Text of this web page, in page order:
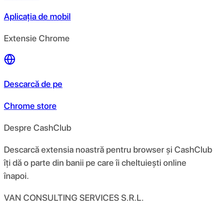
Aplicația de mobil
Extensie Chrome
Descarcă de pe
Chrome store
Despre CashClub
Descarcă extensia noastră pentru browser și CashClub
îți dă o parte din banii pe care îi cheltuiești online
înapoi.
VAN CONSULTING SERVICES S.R.L.